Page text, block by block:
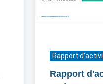
Rapport
Rapport